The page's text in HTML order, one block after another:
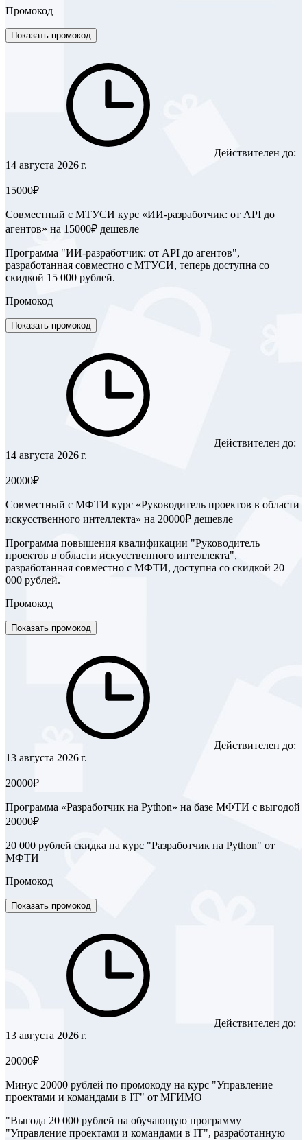
Промокод
Показать промокод
Действителен до:
14 августа 2026 г.
15000₽
Совместный с МТУСИ курс «ИИ-разработчик: от API до
агентов» на 15000₽ дешевле
Программа "ИИ-разработчик: от API до агентов",
разработанная совместно с МТУСИ, теперь доступна со
скидкой 15 000 рублей.
Промокод
Показать промокод
Действителен до:
14 августа 2026 г.
20000₽
Совместный с МФТИ курс «Руководитель проектов в области
искусственного интеллекта» на 20000₽ дешевле
Программа повышения квалификации "Руководитель
проектов в области искусственного интеллекта",
разработанная совместно с МФТИ, доступна со скидкой 20
000 рублей.
Промокод
Показать промокод
Действителен до:
13 августа 2026 г.
20000₽
Программа «Разработчик на Python» на базе МФТИ с выгодой
20000₽
20 000 рублей скидка на курс "Разработчик на Python" от
МФТИ
Промокод
Показать промокод
Действителен до:
13 августа 2026 г.
20000₽
Минус 20000 рублей по промокоду на курс "Управление
проектами и командами в IT" от МГИМО
"Выгода 20 000 рублей на обучающую программу
"Управление проектами и командами в IT", разработанную